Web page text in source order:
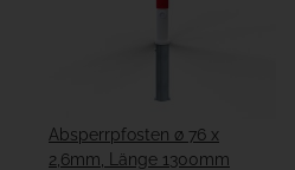
Absperrpfosten ø 76 x
2,6mm, Länge 1300mm